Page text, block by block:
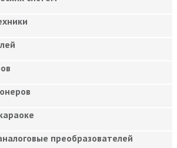
преобразователей